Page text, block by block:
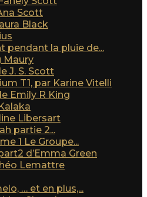
Scott
Black
pendant la pluie de...
Maury
J. S. Scott
T1, par Karine Vitelli
Emily R King
Libersart
partie 2...
1 Le Groupe...
d’Emma Green
Lemattre
… et en plus,...